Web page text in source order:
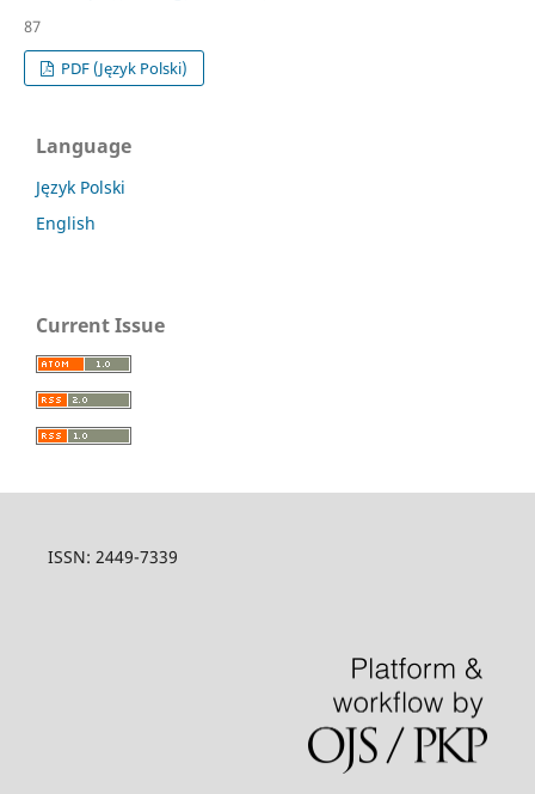
87
PDF (Język Polski)
Language
Język Polski
English
Current Issue
ISSN: 2449-7339